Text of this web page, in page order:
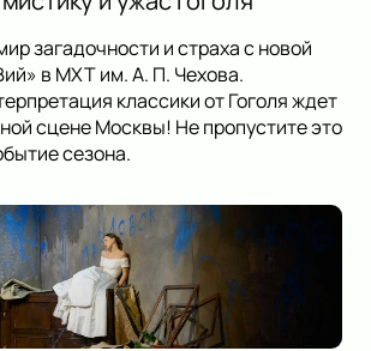
загадочности и страха с новой
в МХТ им. А. П. Чехова.
классики от Гоголя ждет
сцене Москвы! Не пропустите это
сезона.